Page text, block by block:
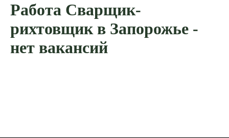
Работа Сварщик-
рихтовщик в Запорожье -
нет вакансий